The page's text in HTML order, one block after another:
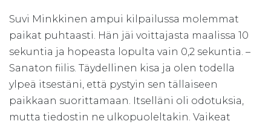
Suvi Minkkinen ampui kilpailussa molemmat
paikat puhtaasti. Hän jäi voittajasta maalissa 10
sekuntia ja hopeasta lopulta vain 0,2 sekuntia. –
Sanaton fiilis. Täydellinen kisa ja olen todella
ylpeä itsestäni, että pystyin sen tällaiseen
paikkaan suorittamaan. Itselläni oli odotuksia,
mutta tiedostin ne ulkopuoleltakin. Vaikeat